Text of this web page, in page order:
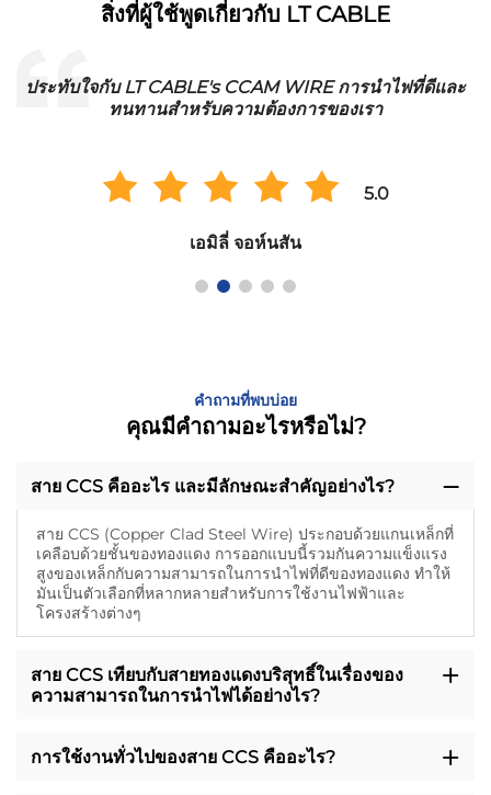
สิ่งที่ผู้ใช้พูดเกี่ยวกับ LT CABLE
ประทับใจกับ LT CABLE's CCAM WIRE การนําไฟที่ดีและ
ทนทานสําหรับความต้องการของเรา
5.0
เอมิลี่ จอห์นสัน
คำถามที่พบบ่อย
คุณมีคำถามอะไรหรือไม่?
สาย CCS คืออะไร และมีลักษณะสําคัญอย่างไร?
สาย CCS (Copper Clad Steel Wire) ประกอบด้วยแกนเหล็กที่
เคลือบด้วยชั้นของทองแดง การออกแบบนี้รวมกันความแข็งแรง
สูงของเหล็กกับความสามารถในการนําไฟที่ดีของทองแดง ทําให้
มันเป็นตัวเลือกที่หลากหลายสําหรับการใช้งานไฟฟ้าและ
โครงสร้างต่างๆ
สาย CCS เทียบกับสายทองแดงบริสุทธิ์ในเรื่องของ
ความสามารถในการนําไฟได้อย่างไร?
การใช้งานทั่วไปของสาย CCS คืออะไร?